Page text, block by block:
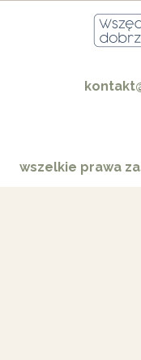
wszelkie prawa